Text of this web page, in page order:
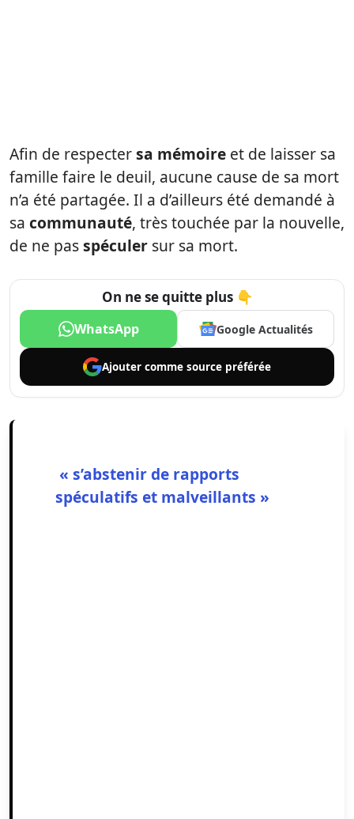
Afin de respectersa mémoire et de laisser sa
famille faire le deuil, aucune cause de sa mort
n’a été partagée. Il a d’ailleurs été demandé à
sa communauté, très touchée par la nouvelle,
de ne passpéculer sur sa mort.
On ne se quitte plus 👇
WhatsApp Google Actualités
Ajouter comme source préférée
« s’abstenir de rapports
spéculatifs et malveillants »